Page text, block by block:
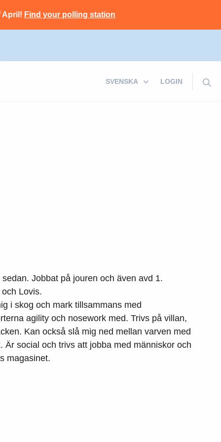
April! Find your polling station
LOGIN
Jobbat på jouren och även avd 1.
Lovis.
i skog och mark tillsammans med
agility och nosework med. Trivs på villan,
Kan också slå mig ned mellan varven med
social och trivs att jobba med människor och
magasinet.